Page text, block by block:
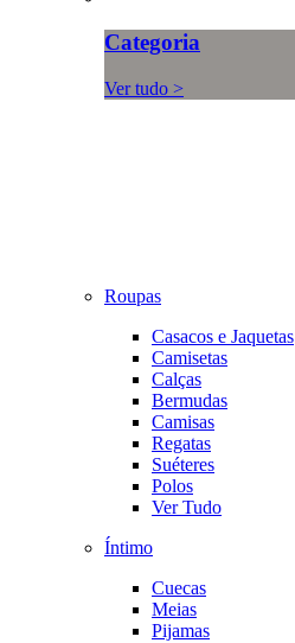
Categoria
Ver tudo >
Roupas
Casacos e Jaquetas
Camisetas
Calças
Bermudas
Camisas
Regatas
Suéteres
Polos
Ver Tudo
Íntimo
Cuecas
Meias
Pijamas